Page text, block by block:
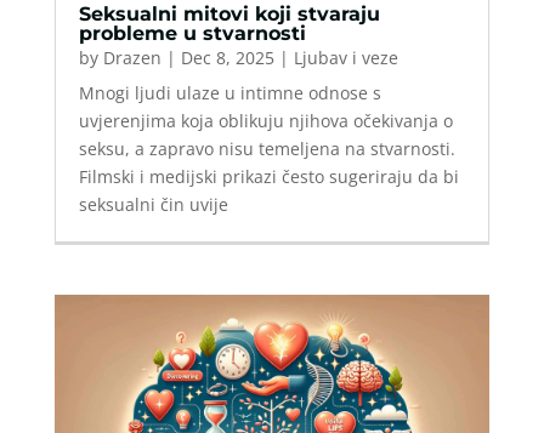
Seksualni mitovi koji stvaraju
probleme u stvarnosti
by Drazen | Dec 8, 2025| Ljubav i veze
Mnogi ljudi ulaze u intimne odnose s
uvjerenjima koja oblikuju njihova očekivanja o
seksu, a zapravo nisu temeljena na stvarnosti.
Filmski i medijski prikazi često sugeriraju da bi
seksualni čin uvije